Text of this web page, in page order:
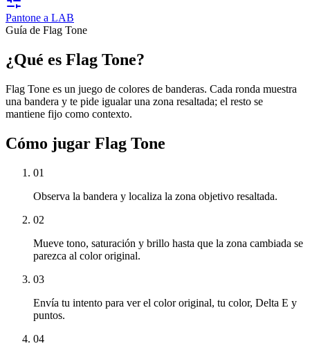
Pantone a LAB
Guía de Flag Tone
¿Qué es Flag Tone?
Flag Tone es un juego de colores de banderas. Cada ronda muestra
una bandera y te pide igualar una zona resaltada; el resto se
mantiene fijo como contexto.
Cómo jugar Flag Tone
01
Observa la bandera y localiza la zona objetivo resaltada.
02
Mueve tono, saturación y brillo hasta que la zona cambiada se
parezca al color original.
03
Envía tu intento para ver el color original, tu color, Delta E y
puntos.
04